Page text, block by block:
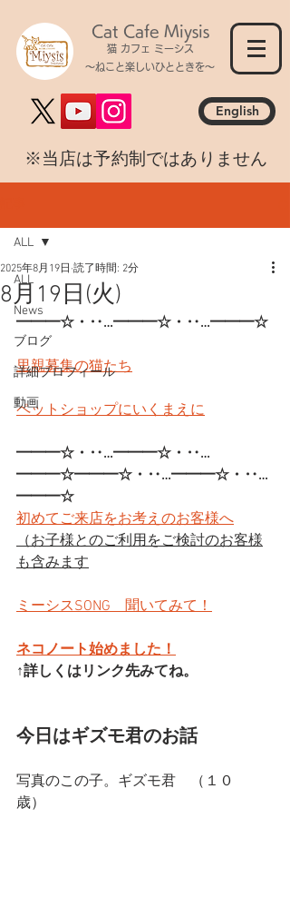
Cat Cafe Miysis
猫 カフェ ミーシス
～ねこと楽しいひとときを～
English
​※当店は予約制ではありません
ALL
News
ブログ
詳細プロフィール
動画
ALL
8月19日(火)
2025年8月19日 読了時間: 2分
━━━☆・‥…━━━☆・‥…━━━☆
里親募集の猫たち
ペットショップにいくまえに
━━━☆・‥…━━━☆・‥…
━━━☆━━━☆・‥…━━━☆・‥…
━━━☆
初めてご来店をお考えのお客様へ
（お子様とのご利用をご検討のお客様
も含みます
ミーシスSONG　聞いてみて！
ネコノート始めました！
↑詳しくはリンク先みてね。
今日はギズモ君のお話
写真のこの子。ギズモ君　（１０
歳）